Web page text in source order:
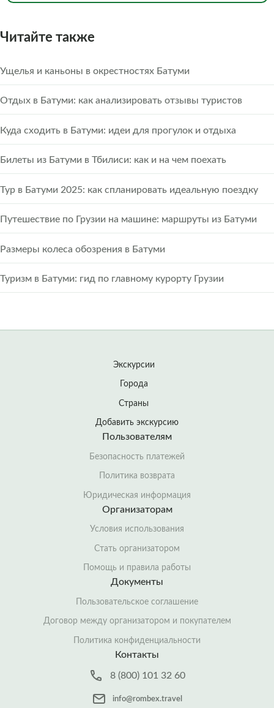
Читайте также
Ущелья и каньоны в окрестностях Батуми
Отдых в Батуми: как анализировать отзывы туристов
Куда сходить в Батуми: идеи для прогулок и отдыха
Билеты из Батуми в Тбилиси: как и на чем поехать
Тур в Батуми 2025: как спланировать идеальную поездку
Путешествие по Грузии на машине: маршруты из Батуми
Размеры колеса обозрения в Батуми
Туризм в Батуми: гид по главному курорту Грузии
Экскурсии
Города
Страны
Добавить экскурсию
Пользователям
Безопасность платежей
Политика возврата
Юридическая информация
Организаторам
Условия использования
Стать организатором
Помощь и правила работы
Документы
Пользовательское соглашение
Договор между организатором и покупателем
Политика конфиденциальности
Контакты
8 (800) 101 32 60
info@rombex.travel